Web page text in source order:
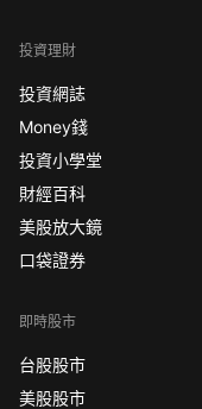
投資理財
投資網誌
Money錢
投資小學堂
財經百科
美股放大鏡
口袋證券
即時股市
台股股市
美股股市